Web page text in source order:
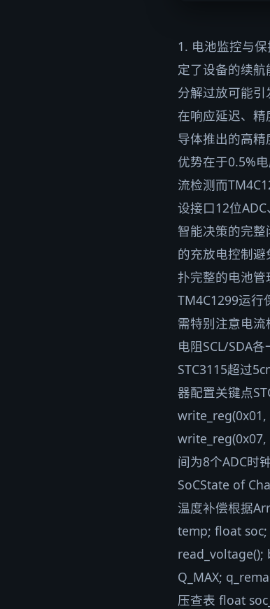
1. 电池监控与
定了设备的续
分解过放可能
在响应延迟、精
导体推出的高
优势在于0.5%
流检测而
设接口12位
智能决策的完
的充放电控制
扑完整的电池
TM4C1299运行
需特别注意电
电阻SCL/SDA
STC3115超过
器配置关键点
write_reg(0x07,
间为8个ADC时
SoCState of
温度补偿根据
temp; float
Q_MAX;
压查表 float